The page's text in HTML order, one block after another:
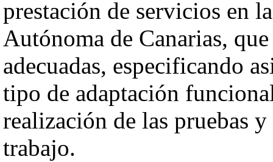
prestación de servicios en
Autónoma de Canarias,
adecuadas, especificando
tipo de adaptación
realización de las pruebas
trabajo.